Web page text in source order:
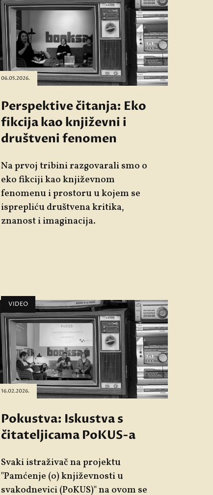
06.05.2026.
Perspektive čitanja: Eko
fikcija kao književni i
društveni fenomen
Na prvoj tribini razgovarali smo o
eko fikciji kao književnom
fenomenu i prostoru u kojem se
isprepliću društvena kritika,
znanost i imaginacija.
VIDEO
16.02.2026.
Pokustva: Iskustva s
čitateljicama PoKUS-a
Svaki istraživač na projektu
"Pamćenje (o) književnosti u
svakodnevici (PoKUS)" na ovom se